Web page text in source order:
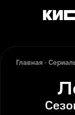
Главная